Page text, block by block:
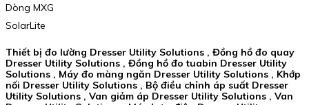
Dòng MXG
SolarLite
Thiết bị đo lường Dresser Utility Solutions , Đồng hồ đo quay
Dresser Utility Solutions , Đồng hồ đo tuabin Dresser Utility
Solutions , Máy đo màng ngăn Dresser Utility Solutions , Khớp
nối Dresser Utility Solutions , Bộ điều chỉnh áp suất Dresser
Utility Solutions , Van giảm áp Dresser Utility Solutions , Van